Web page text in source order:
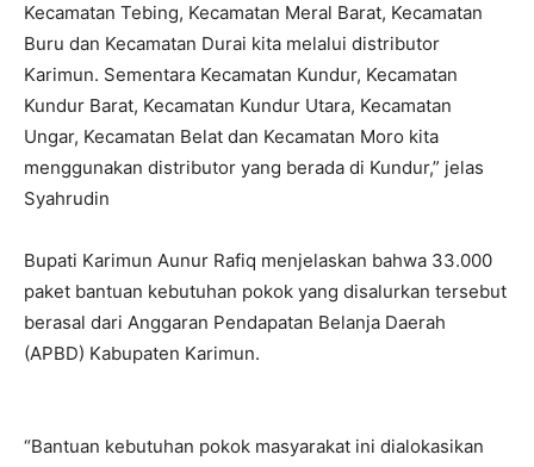
Kecamatan Tebing, Kecamatan Meral Barat, Kecamatan
Buru dan Kecamatan Durai kita melalui distributor
Karimun. Sementara Kecamatan Kundur, Kecamatan
Kundur Barat, Kecamatan Kundur Utara, Kecamatan
Ungar, Kecamatan Belat dan Kecamatan Moro kita
menggunakan distributor yang berada di Kundur,” jelas
Syahrudin
Bupati Karimun Aunur Rafiq menjelaskan bahwa 33.000
paket bantuan kebutuhan pokok yang disalurkan tersebut
berasal dari Anggaran Pendapatan Belanja Daerah
(APBD) Kabupaten Karimun.
“Bantuan kebutuhan pokok masyarakat ini dialokasikan